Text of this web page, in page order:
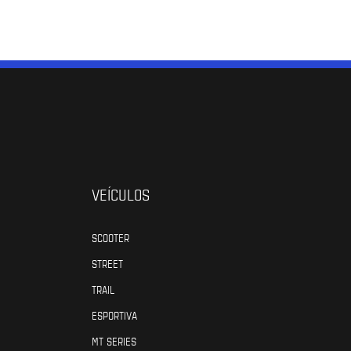
VEÍCULOS
SCOOTER
STREET
TRAIL
ESPORTIVA
MT SERIES